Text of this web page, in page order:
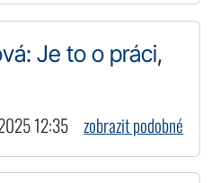
Je to o práci,
12:35 zobrazit podobné